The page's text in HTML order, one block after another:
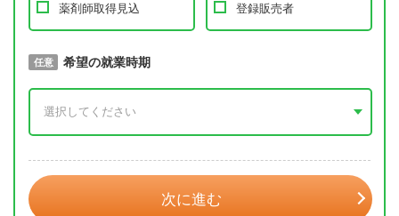
薬剤師取得見込 登録販売者
必須 取得予定年
任意 希望の就業時期
次に進む